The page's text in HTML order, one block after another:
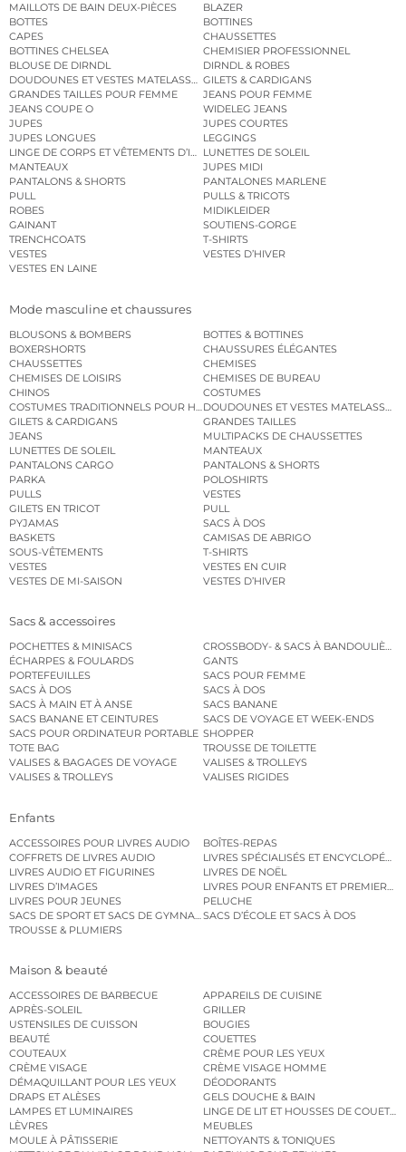
MAILLOTS DE BAIN DEUX-PIÈCES
BLAZER
BOTTES
BOTTINES
CAPES
CHAUSSETTES
BOTTINES CHELSEA
CHEMISIER PROFESSIONNEL
BLOUSE DE DIRNDL
DIRNDL & ROBES
DOUDOUNES ET VESTES MATELASSÉESGILETS & CARDIGANS
GRANDES TAILLES POUR FEMME
JEANS POUR FEMME
JEANS COUPE O
WIDELEG JEANS
JUPES
JUPES COURTES
JUPES LONGUES
LEGGINGS
LINGE DE CORPS ET VÊTEMENTS D’INTÉRIEURLUNETTES DE SOLEIL
MANTEAUX
JUPES MIDI
PANTALONS & SHORTS
PANTALONES MARLENE
PULL
PULLS & TRICOTS
ROBES
MIDIKLEIDER
GAINANT
SOUTIENS-GORGE
TRENCHCOATS
T-SHIRTS
VESTES
VESTES D’HIVER
VESTES EN LAINE
Mode masculine et chaussures
BLOUSONS & BOMBERS
BOTTES & BOTTINES
BOXERSHORTS
CHAUSSURES ÉLÉGANTES
CHAUSSETTES
CHEMISES
CHEMISES DE LOISIRS
CHEMISES DE BUREAU
CHINOS
COSTUMES
COSTUMES TRADITIONNELS POUR HOMMEDOUDOUNES ET VESTES MATELASSÉES
GILETS & CARDIGANS
GRANDES TAILLES
JEANS
MULTIPACKS DE CHAUSSETTES
LUNETTES DE SOLEIL
MANTEAUX
PANTALONS CARGO
PANTALONS & SHORTS
PARKA
POLOSHIRTS
PULLS
VESTES
GILETS EN TRICOT
PULL
PYJAMAS
SACS À DOS
BASKETS
CAMISAS DE ABRIGO
SOUS-VÊTEMENTS
T-SHIRTS
VESTES
VESTES EN CUIR
VESTES DE MI-SAISON
VESTES D’HIVER
Sacs & accessoires
POCHETTES & MINISACS
CROSSBODY- & SACS À BANDOULIÈRE
ÉCHARPES & FOULARDS
GANTS
PORTEFEUILLES
SACS POUR FEMME
SACS À DOS
SACS À DOS
SACS À MAIN ET À ANSE
SACS BANANE
SACS BANANE ET CEINTURES
SACS DE VOYAGE ET WEEK-ENDS
SACS POUR ORDINATEUR PORTABLE SHOPPER
TOTE BAG
TROUSSE DE TOILETTE
VALISES & BAGAGES DE VOYAGE
VALISES & TROLLEYS
VALISES & TROLLEYS
VALISES RIGIDES
Enfants
ACCESSOIRES POUR LIVRES AUDIO
BOÎTES-REPAS
COFFRETS DE LIVRES AUDIO
LIVRES SPÉCIALISÉS ET
LIVRES AUDIO ET FIGURINES
LIVRES DE NOËL
LIVRES D’IMAGES
LIVRES POUR ENFANTS ET PREMIERS
LIVRES POUR JEUNES
PELUCHE
SACS DE SPORT ET SACS DE GYMNASTIQUESACS D’ÉCOLE ET SACS À DOS
TROUSSE & PLUMIERS
Maison & beauté
ACCESSOIRES DE BARBECUE
APPAREILS DE CUISINE
APRÈS-SOLEIL
GRILLER
USTENSILES DE CUISSON
BOUGIES
BEAUTÉ
COUETTES
COUTEAUX
CRÈME POUR LES YEUX
CRÈME VISAGE
CRÈME VISAGE HOMME
DÉMAQUILLANT POUR LES YEUX
DÉODORANTS
DRAPS ET ALÈSES
GELS DOUCHE & BAIN
LAMPES ET LUMINAIRES
LINGE DE LIT ET HOUSSES DE COUETTE
LÈVRES
MEUBLES
MOULE À PÂTISSERIE
NETTOYANTS & TONIQUES